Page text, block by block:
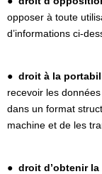
opposer à toute
d’informations ci-
● droit à la
recevoir les
dans un format
machine et de les
● droit d’obtenir